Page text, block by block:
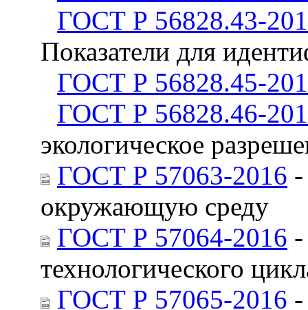
ГОСТ Р 56828.43-
Показатели для
ГОСТ Р 56828.45-
ГОСТ Р 56828.46-
экологическое
ГОСТ Р 57063-2016
окружающую среду
ГОСТ Р 57064-2016
технологического
ГОСТ Р 57065-2016